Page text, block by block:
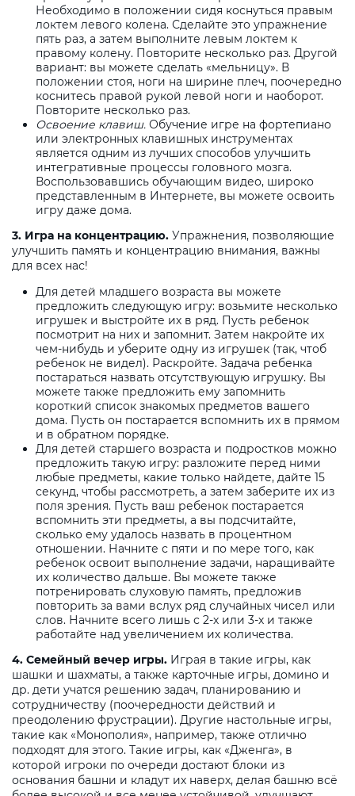
Необходимо в положении сидя коснуться правым
локтем левого колена. Сделайте это упражнение
пять раз, а затем выполните левым локтем к
правому колену. Повторите несколько раз. Другой
вариант: вы можете сделать «мельницу». В
положении стоя, ноги на ширине плеч, поочередно
коснитесь правой рукой левой ноги и наоборот.
Повторите несколько раз.
Освоение клавиш. Обучение игре на фортепиано
или электронных клавишных инструментах
является одним из лучших способов улучшить
интегративные процессы головного мозга.
Воспользовавшись обучающим видео, широко
представленным в Интернете, вы можете освоить
игру даже дома.
3. Игра на концентрацию. Упражнения, позволяющие
улучшить память и концентрацию внимания, важны
для всех нас!
Для детей младшего возраста вы можете
предложить следующую игру: возьмите несколько
игрушек и выстройте их в ряд. Пусть ребенок
посмотрит на них и запомнит. Затем накройте их
чем-нибудь и уберите одну из игрушек (так, чтоб
ребенок не видел). Раскройте. Задача ребенка
постараться назвать отсутствующую игрушку. Вы
можете также предложить ему запомнить
короткий список знакомых предметов вашего
дома. Пусть он постарается вспомнить их в прямом
и в обратном порядке.
Для детей старшего возраста и подростков можно
предложить такую игру: разложите перед ними
любые предметы, какие только найдете, дайте 15
секунд, чтобы рассмотреть, а затем заберите их из
поля зрения. Пусть ваш ребенок постарается
вспомнить эти предметы, а вы подсчитайте,
сколько ему удалось назвать в процентном
отношении. Начните с пяти и по мере того, как
ребенок освоит выполнение задачи, наращивайте
их количество дальше. Вы можете также
потренировать слуховую память, предложив
повторить за вами вслух ряд случайных чисел или
слов. Начните всего лишь с 2-х или 3-х и также
работайте над увеличением их количества.
4. Семейный вечер игры. Играя в такие игры, как
шашки и шахматы, а также карточные игры, домино и
др. дети учатся решению задач, планированию и
сотрудничеству (поочередности действий и
преодолению фрустрации). Другие настольные игры,
такие как «Монополия», например, также отлично
подходят для этого. Такие игры, как «Дженга», в
которой игроки по очереди достают блоки из
основания башни и кладут их наверх, делая башню всё